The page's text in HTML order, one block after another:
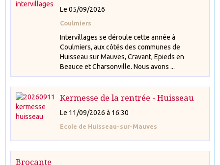
Le 05/09/2026
Coulmiers
Intervillages se déroule cette année à
Coulmiers, aux côtés des communes de
Huisseau sur Mauves, Cravant, Epieds en
Beauce et Charsonville. Nous avons ...
Kermesse de la rentrée - Huisseau
Le 11/09/2026 à 16:30
Ecole de Huisseau-sur-Mauves
Brocante